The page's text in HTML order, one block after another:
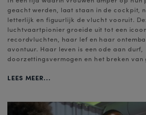
geacht werden, laat staan in de cockpit,
letterlijk en figuurlijk de vlucht vooruit.
luchtvaartpionier groeide uit tot een
recordvluchten, haar lef en haar
avontuur. Haar leven is een ode aan durf,
doorzettingsvermogen en het breken van
LEES MEER...